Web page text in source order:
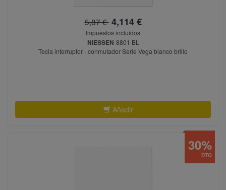
5,87 €4,114 €
Impuestos incluidos
NIESSEN 8801 BL
Tecla interruptor - conmutador Serie Vega blanco brillo
Añadir
DTO
30%